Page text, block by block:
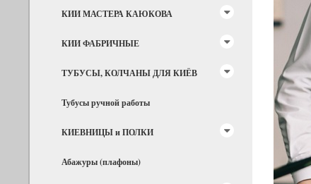
КИИ МАСТЕРА КАЮКОВА
КИИ ФАБРИЧНЫЕ
ТУБУСЫ, КОЛЧАНЫ ДЛЯ КИЁВ
Тубусы ручной работы
КИЕВНИЦЫ и ПОЛКИ
Абажуры (плафоны)